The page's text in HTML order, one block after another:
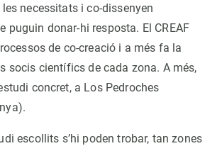
necessitats i co-dissenyen
puguin donar-hi resposta. El CREAF
de co-creació i a més fa la
socis científics de cada zona. A més,
concret, a Los Pedroches
escollits s’hi poden trobar, tan zones